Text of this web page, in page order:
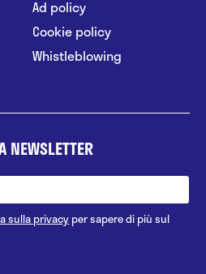
Ad policy
Cookie policy
Whistleblowing
NEWSLETTER
sulla privacyper sapere di più sul